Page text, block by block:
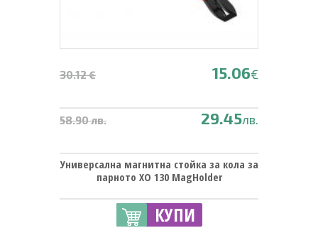
30.12 € 15.06€
58.90 лв. 29.45лв.
Универсална магнитна стойка за кола за
парното XO 130 MagHolder
КУПИ